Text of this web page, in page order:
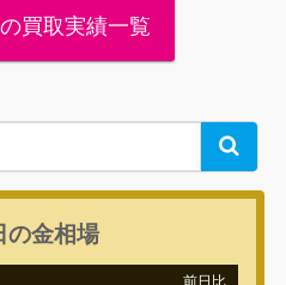
買取実績一覧
Search
の金相場